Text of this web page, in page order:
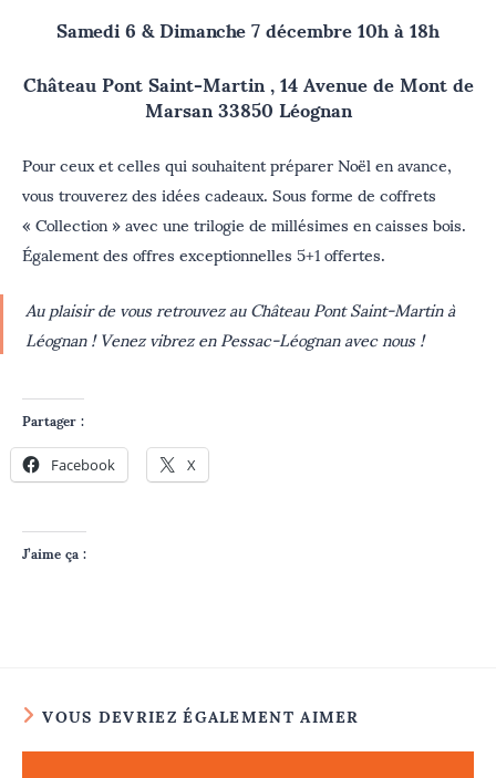
Samedi 6 & Dimanche 7 décembre 10h à 18h
Château Pont Saint-Martin , 14 Avenue de Mont de
Marsan 33850 Léognan
Pour ceux et celles qui souhaitent préparer Noël en avance,
vous trouverez des idées cadeaux. Sous forme de coffrets
« Collection » avec une trilogie de millésimes en caisses bois.
Également des offres exceptionnelles 5+1 offertes.
Au plaisir de vous retrouvez au Château Pont Saint-Martin à
Léognan ! Venez vibrez en Pessac-Léognan avec nous !
Partager :
Facebook X
J’aime ça :
VOUS DEVRIEZ ÉGALEMENT AIMER